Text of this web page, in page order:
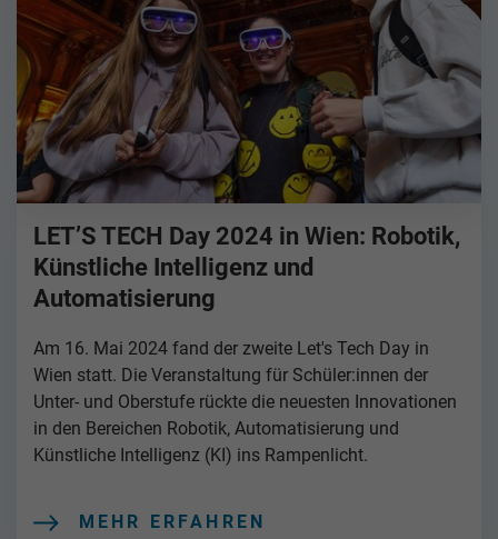
LET’S TECH Day 2024 in Wien: Robotik,
Künstliche Intelligenz und
Automatisierung
Am 16. Mai 2024 fand der zweite Let's Tech Day in
Wien statt. Die Veranstaltung für Schüler:innen der
Unter- und Oberstufe rückte die neuesten Innovationen
in den Bereichen Robotik, Automatisierung und
Künstliche Intelligenz (KI) ins Rampenlicht.
MEHR ERFAHREN